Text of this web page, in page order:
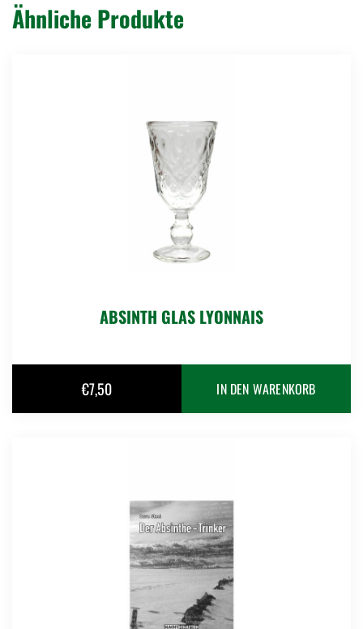
Ähnliche Produkte
ABSINTH GLAS LYONNAIS
€7,50 IN DEN WARENKORB